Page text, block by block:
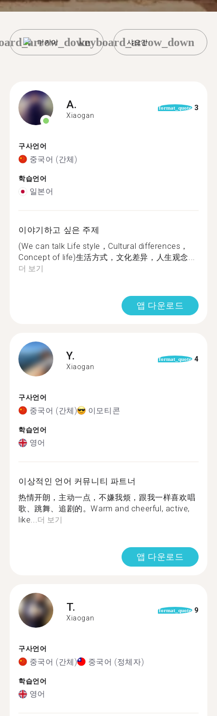
터키어 샤오간
keyboard_arrow_down
A.
Xiaogan
format_quote 3
구사언어
중국어 (간체)
학습언어
일본어
이야기하고 싶은 주제
(We can talk Life style，Cultural differences，
Concept of life)生活方式，文化差异，人生观念...
더 보기
앱 다운로드
Y.
Xiaogan
format_quote 4
구사언어
중국어 (간체) 이모티콘
학습언어
영어
이상적인 언어 커뮤니티 파트너
热情开朗，主动一点，不嫌我烦，跟我一样喜欢唱
歌、跳舞、追剧的。Warm and cheerful, active,
like...더 보기
앱 다운로드
T.
Xiaogan
format_quote 9
구사언어
중국어 (간체) 중국어 (정체자)
학습언어
영어